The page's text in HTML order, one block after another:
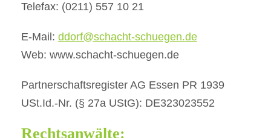
Telefax: (0211) 557 10 21
E-Mail: ddorf@schacht-schuegen.de
Web: www.schacht-schuegen.de
Partnerschaftsregister AG Essen PR 1939
USt.Id.-Nr. (§ 27a UStG): DE323023552
Rechtsanwälte: